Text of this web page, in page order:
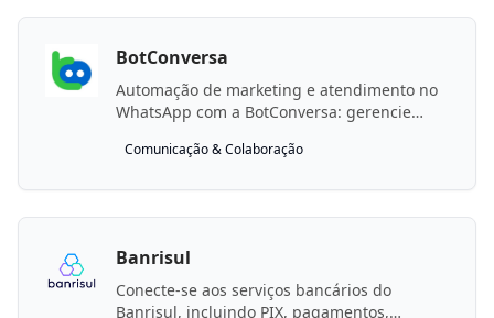
BotConversa
Automação de marketing e atendimento no
WhatsApp com a BotConversa: gerencie
mensagens.
Comunicação & Colaboração
Banrisul
Conecte-se aos serviços bancários do
Banrisul, incluindo PIX, pagamentos,